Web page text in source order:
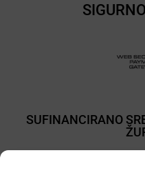
SUFINANCIRANO